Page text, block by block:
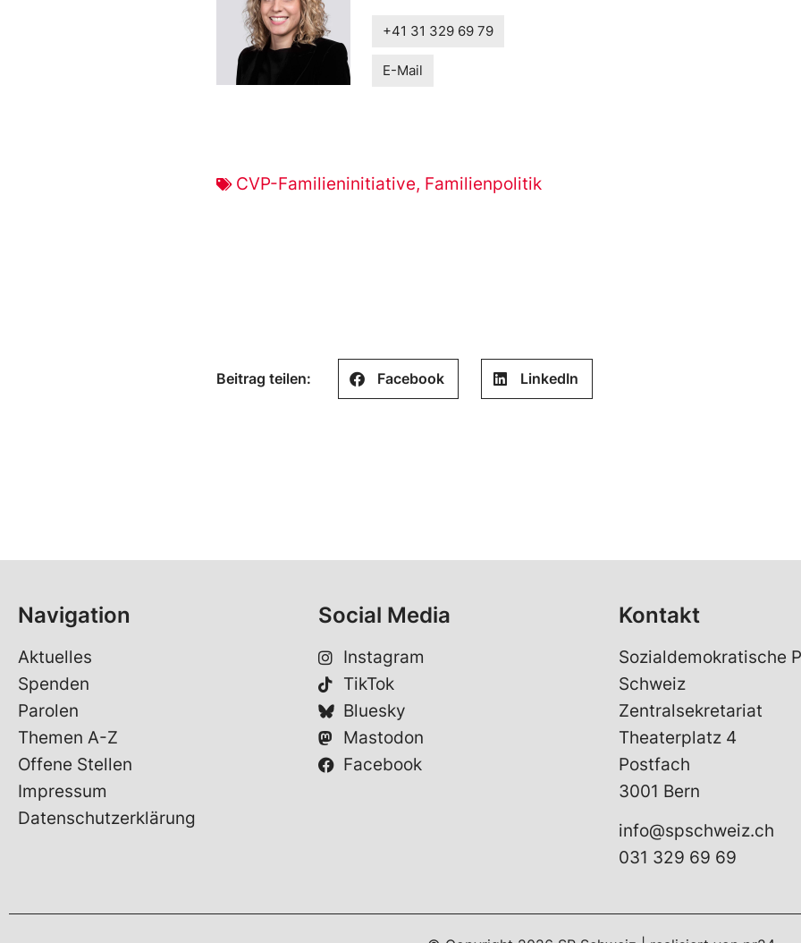
+41 31 329 69 79
E-Mail
CVP-Familieninitiative, Familienpolitik
Beitrag teilen: Facebook LinkedIn
Navigation
Aktuelles
Spenden
Parolen
Themen A-Z
Offene Stellen
Impressum
Datenschutzerklärung
Social Media
Instagram
TikTok
Bluesky
Mastodon
Facebook
Kontakt
Sozialdemokratische
Schweiz
Zentralsekretariat
Theaterplatz 4
Postfach
3001 Bern
info@spschweiz.ch
031 329 69 69